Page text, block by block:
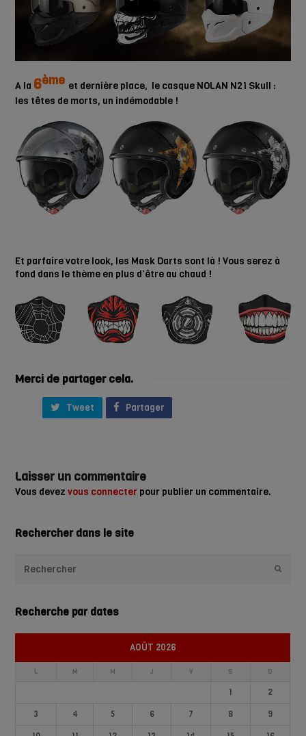
A la 6ème et dernière place, le casque NOLAN N21 Skull :
les têtes de morts, un indémodable !
Et parfaire votre look, les Mask Darts sont là ! Vous serez à
fond dans le thème en plus d’être au chaud !
Merci de partager cela.
Tweet Partager
Laisser un commentaire
Vous devezvous connecter pour publier un commentaire.
Rechercher dans le site
Recherche par dates
AOÛT 2026
L M M J V S D
1
2
3
4 5 6 7 8
9